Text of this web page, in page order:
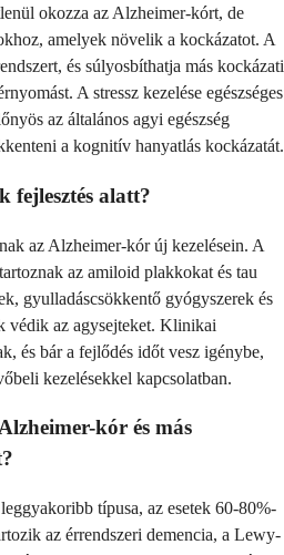
okozza az Alzheimer-kórt, de
amelyek növelik a kockázatot. A
és súlyosbíthatja más kockázati
A stressz kezelése egészséges
az általános agyi egészség
a kognitív hanyatlás kockázatát.
fejlesztés alatt?
az Alzheimer-kór új kezelésein. A
az amiloid plakkokat és tau
gyulladáscsökkentő gyógyszerek és
védik az agysejteket. Klinikai
és bár a fejlődés időt vesz igénybe,
kezelésekkel kapcsolatban.
kór és más
típusa, az esetek 60-80%-
az érrendszeri demencia, a Lewy-